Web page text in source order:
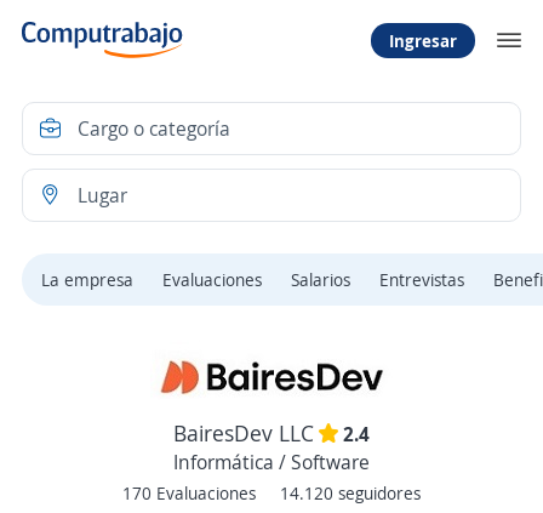
Ingresar
La empresa Evaluaciones Salarios Entrevistas
BairesDev LLC
2.4
Informática / Software
170 Evaluaciones 14.120 seguidores